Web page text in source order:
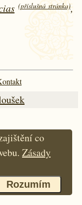
(příslušná stránka),
co
Zásady
Rozumím